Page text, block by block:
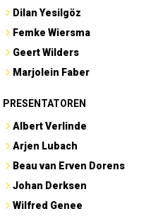
Dilan Yesilgöz
Femke Wiersma
Geert Wilders
Marjolein Faber
PRESENTATOREN
Albert Verlinde
Arjen Lubach
Beau van Erven Dorens
Johan Derksen
Wilfred Genee